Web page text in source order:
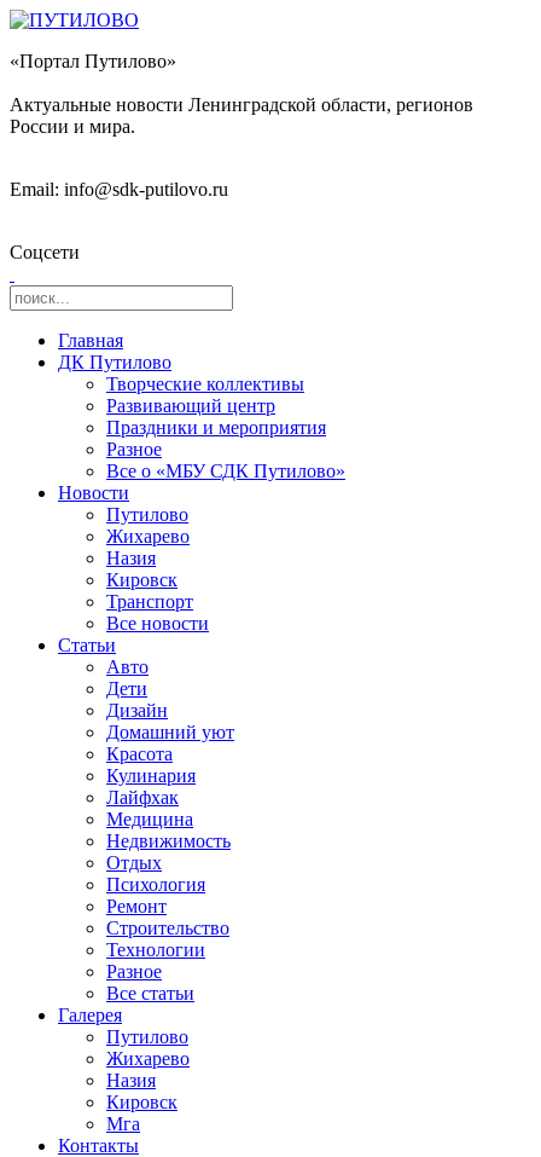
«Портал Путилово»
Актуальные новости Ленинградской области, регионов
России и мира.
Email: info@sdk-putilovo.ru
Соцсети
Главная
ДК Путилово
Творческие коллективы
Развивающий центр
Праздники и мероприятия
Разное
Все о «МБУ СДК Путилово»
Новости
Путилово
Жихарево
Назия
Кировск
Транспорт
Все новости
Статьи
Авто
Дети
Дизайн
Домашний уют
Красота
Кулинария
Лайфхак
Медицина
Недвижимость
Отдых
Психология
Ремонт
Строительство
Технологии
Разное
Все статьи
Галерея
Путилово
Жихарево
Назия
Кировск
Мга
Контакты